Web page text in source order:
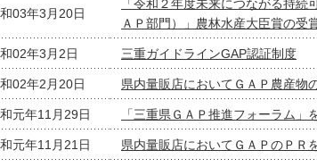
03年3月20日
「令和２年度未来につながる持続
ＡＰ部門）」農林水産大臣賞の受
02年3月2日 三重ガイドラインGAP認証制度
02年2月20日 県内量販店においてＧＡＰ農産物
元年11月29日 「三重県ＧＡＰ推進フォーラム」
元年11月21日 県内量販店においてＧＡＰのＰＲ